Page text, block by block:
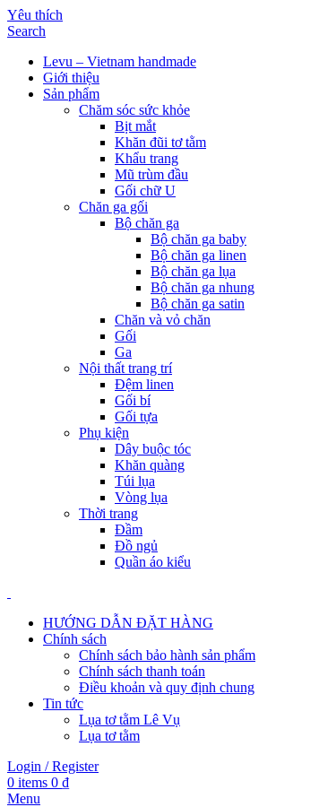
Yêu thích
Search
Levu – Vietnam handmade
Giới thiệu
Sản phẩm
Chăm sóc sức khỏe
Bịt mắt
Khăn đũi tơ tằm
Khẩu trang
Mũ trùm đầu
Gối chữ U
Chăn ga gối
Bộ chăn ga
Bộ chăn ga baby
Bộ chăn ga linen
Bộ chăn ga lụa
Bộ chăn ga nhung
Bộ chăn ga satin
Chăn và vỏ chăn
Gối
Ga
Nội thất trang trí
Đệm linen
Gối bí
Gối tựa
Phụ kiện
Dây buộc tóc
Khăn quàng
Túi lụa
Vòng lụa
Thời trang
Đầm
Đồ ngủ
Quần áo kiểu
HƯỚNG DẪN ĐẶT HÀNG
Chính sách
Chính sách bảo hành sản phẩm
Chính sách thanh toán
Điều khoản và quy định chung
Tin tức
Lụa tơ tằm Lê Vụ
Lụa tơ tằm
Login / Register
0 items 0 ₫
Menu